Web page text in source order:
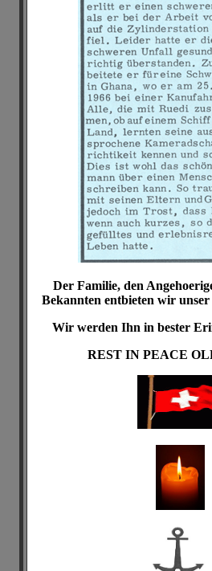
Der Familie, den
Bekannten entbieten wir unser
Wir werden Ihn in bester
REST IN PEACE